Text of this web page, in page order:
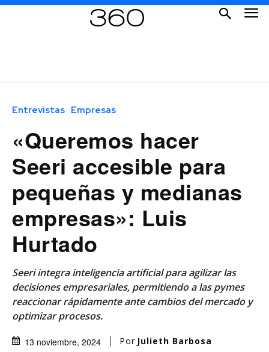
Entrevistas Empresas
«Queremos hacer
Seeri accesible para
pequeñas y medianas
empresas»: Luis
Hurtado
Seeri integra inteligencia artificial para agilizar las
decisiones empresariales, permitiendo a las pymes
reaccionar rápidamente ante cambios del mercado y
optimizar procesos.
13 noviembre, 2024 Por Julieth Barbosa